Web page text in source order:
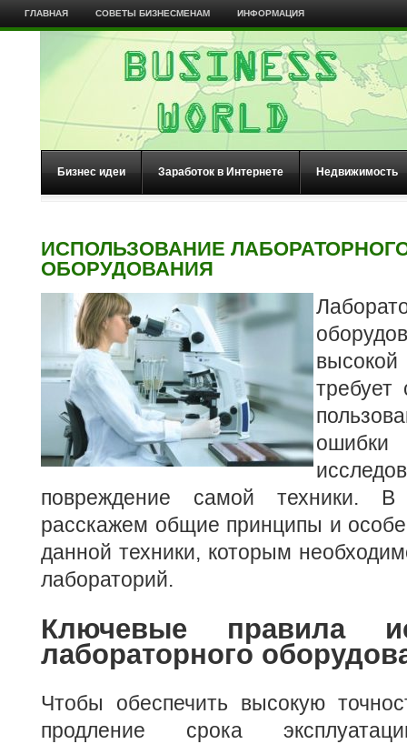
ГЛАВНАЯ СОВЕТЫ БИЗНЕСМЕНАМ ИНФОРМАЦИЯ
Бизнес идеи Заработок в Интернете Недвижимость
ИСПОЛЬЗОВАНИЕ
ОБОРУДОВАНИЯ
требует
повреждение самой техники. В
расскажем общие принципы и
данной техники, которым
лабораторий.
Ключевые правила
лабораторного
Чтобы обеспечить высокую
продление срока